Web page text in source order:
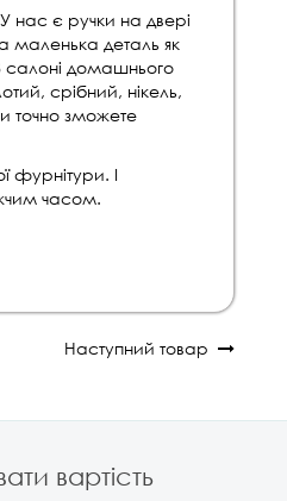
У нас є ручки на двері
маленька деталь як
салоні домашнього
срібний, нікель,
точно зможете
фурнітури. І
часом.
Наступний товар
вартість